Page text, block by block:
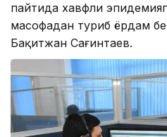
пайтида хавфли
масофадан туриб ёрдам
Бақитжан Сағинтаев.